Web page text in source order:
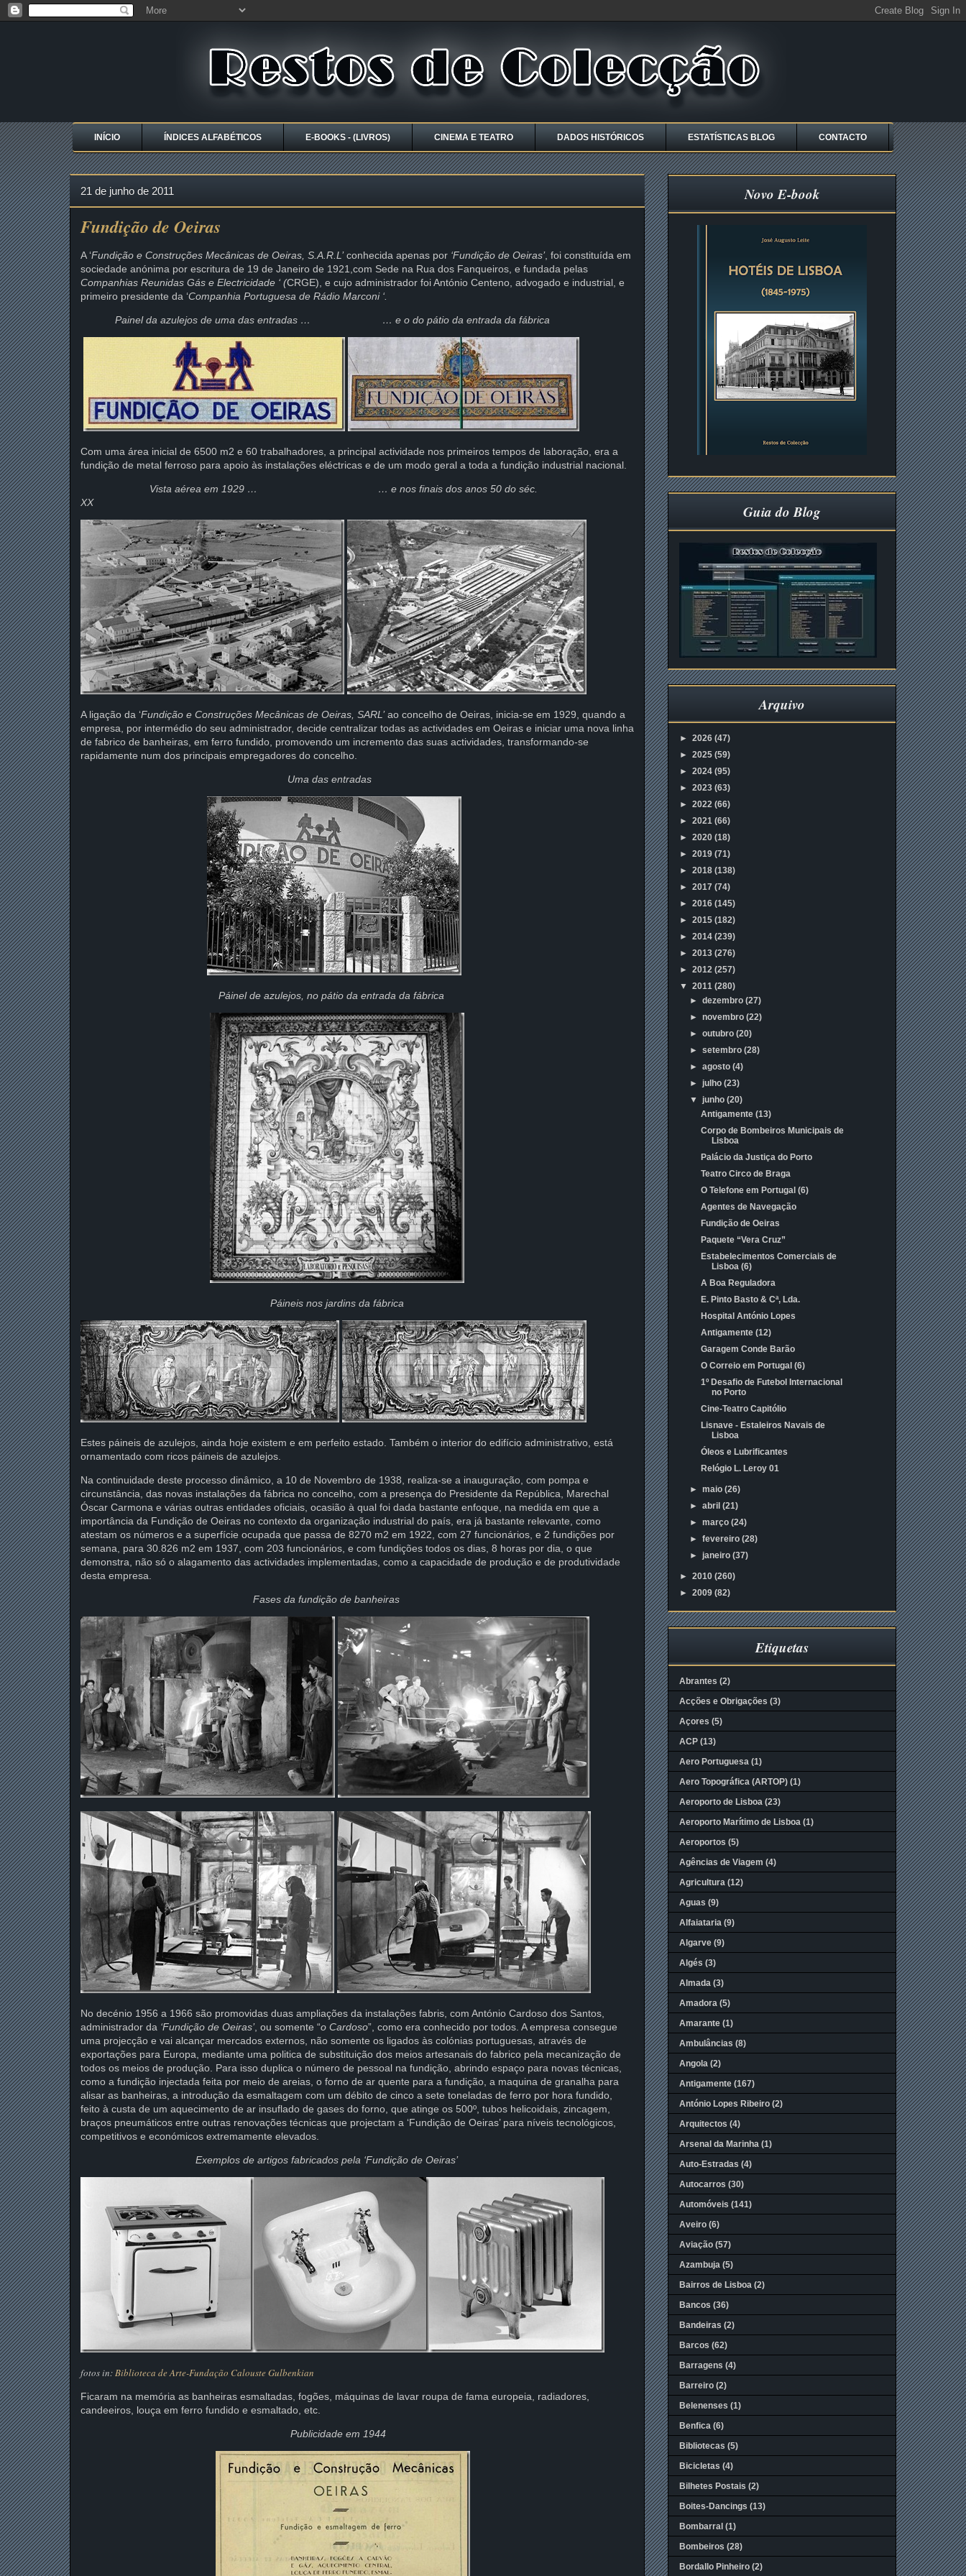
INÍCIO ÍNDICES ALFABÉTICOS E-BOOKS - (LIVROS) CINEMA E TEATRO DADOS HISTÓRICOS ESTATÍSTICAS BLOG CONTACTO
21 de junho de 2011
Fundição de Oeiras
A ‘Fundição e Construções Mecânicas de Oeiras, S.A.R.L’conhecida apenas por ‘Fundição de Oeiras’, foi constituída em
sociedade anónima por escritura de 19 de Janeiro de 1921,com Sede na Rua dos Fanqueiros, e fundada pelas
Companhias Reunidas Gás e Electricidade ‘ (CRGE), e cujo administrador foi António Centeno, advogado e industrial, e
primeiro presidente da ‘Companhia Portuguesa de Rádio Marconi ‘.
Painel da azulejos de uma das entradas … … e o do pátio da entrada da fábrica
Com uma área inicial de 6500 m2 e 60 trabalhadores, a principal actividade nos primeiros tempos de laboração, era a
fundição de metal ferroso para apoio às instalações eléctricas e de um modo geral a toda a fundição industrial nacional.
Vista aérea em 1929 … … e nos finais dos anos 50 do séc.
XX
A ligação da ‘Fundição e Construções Mecânicas de Oeiras, SARL’ao concelho de Oeiras, inicia-se em 1929, quando a
empresa, por intermédio do seu administrador, decide centralizar todas as actividades em Oeiras e iniciar uma nova linha
de fabrico de banheiras, em ferro fundido, promovendo um incremento das suas actividades, transformando-se
rapidamente num dos principais empregadores do concelho.
Uma das entradas
Páinel de azulejos, no pátio da entrada da fábrica
Páineis nos jardins da fábrica
Estes páineis de azulejos, ainda hoje existem e em perfeito estado. Também o interior do edifício administrativo, está
ornamentado com ricos páineis de azulejos.
Na continuidade deste processo dinâmico, a 10 de Novembro de 1938, realiza-se a inauguração, com pompa e
circunstância, das novas instalações da fábrica no concelho, com a presença do Presidente da República, Marechal
Óscar Carmona e várias outras entidades oficiais, ocasião à qual foi dada bastante enfoque, na medida em que a
importância da Fundição de Oeiras no contexto da organização industrial do país, era já bastante relevante, como
atestam os números e a superfície ocupada que passa de 8270 m2 em 1922, com 27 funcionários, e 2 fundições por
semana, para 30.826 m2 em 1937, com 203 funcionários, e com fundições todos os dias, 8 horas por dia, o que
demonstra, não só o alagamento das actividades implementadas, como a capacidade de produção e de produtividade
desta empresa.
Fases da fundição de banheiras
No decénio 1956 a 1966 são promovidas duas ampliações da instalações fabris, com António Cardoso dos Santos,
administrador da ‘Fundição de Oeiras’, ou somente “o Cardoso”, como era conhecido por todos. A empresa consegue
uma projecção e vai alcançar mercados externos, não somente os ligados às colónias portuguesas, através de
exportações para Europa, mediante uma politica de substituição dos meios artesanais do fabrico pela mecanização de
todos os meios de produção. Para isso duplica o número de pessoal na fundição, abrindo espaço para novas técnicas,
como a fundição injectada feita por meio de areias, o forno de ar quente para a fundição, a maquina de granalha para
alisar as banheiras, a introdução da esmaltagem com um débito de cinco a sete toneladas de ferro por hora fundido,
feito à custa de um aquecimento de ar insuflado de gases do forno, que atinge os 500º, tubos helicoidais, zincagem,
braços pneumáticos entre outras renovações técnicas que projectam a ‘Fundição de Oeiras’ para níveis tecnológicos,
competitivos e económicos extremamente elevados.
Exemplos de artigos fabricados pela ‘Fundição de Oeiras’
fotos in: Biblioteca de Arte-Fundação Calouste Gulbenkian
Ficaram na memória as banheiras esmaltadas, fogões, máquinas de lavar roupa de fama europeia, radiadores,
candeeiros, louça em ferro fundido e esmaltado, etc.
Publicidade em 1944
Novo E-book
Guia do Blog
Arquivo
► 2026 (47)
► 2025 (59)
► 2024 (95)
► 2023 (63)
► 2022 (66)
► 2021 (66)
► 2020 (18)
► 2019 (71)
► 2018 (138)
► 2017 (74)
► 2016 (145)
► 2015 (182)
► 2014 (239)
► 2013 (276)
► 2012 (257)
▼ 2011 (280)
►dezembro(27)
►novembro(22)
►outubro(20)
►setembro(28)
►agosto(4)
► julho(23)
▼ junho(20)
Antigamente (13)
Corpo de Bombeiros Municipais de
Lisboa
Palácio da Justiça do Porto
Teatro Circo de Braga
O Telefone em Portugal (6)
Agentes de Navegação
Fundição de Oeiras
Paquete “Vera Cruz”
Estabelecimentos Comerciais de
Lisboa (6)
A Boa Reguladora
E. Pinto Basto & Cª, Lda.
Hospital António Lopes
Antigamente (12)
Garagem Conde Barão
O Correio em Portugal (6)
1º Desafio de Futebol Internacional
no Porto
Cine-Teatro Capitólio
Lisnave - Estaleiros Navais de
Lisboa
Óleos e Lubrificantes
Relógio L. Leroy 01
►maio(26)
►abril(21)
►março(24)
►fevereiro(28)
► janeiro(37)
► 2010 (260)
► 2009 (82)
Etiquetas
Abrantes (2)
Acções e Obrigações (3)
Açores (5)
ACP (13)
Aero Portuguesa (1)
Aero Topográfica (ARTOP) (1)
Aeroporto de Lisboa (23)
Aeroporto Marítimo de Lisboa (1)
Aeroportos (5)
Agências de Viagem (4)
Agricultura (12)
Aguas (9)
Alfaiataria (9)
Algarve (9)
Algés (3)
Almada (3)
Amadora (5)
Amarante (1)
Ambulâncias (8)
Angola (2)
Antigamente (167)
António Lopes Ribeiro (2)
Arquitectos (4)
Arsenal da Marinha (1)
Auto-Estradas (4)
Autocarros (30)
Automóveis (141)
Aveiro (6)
Aviação (57)
Azambuja (5)
Bairros de Lisboa (2)
Bancos (36)
Bandeiras (2)
Barcos (62)
Barragens (4)
Barreiro (2)
Belenenses (1)
Benfica (6)
Bibliotecas (5)
Bicicletas (4)
Bilhetes Postais (2)
Boites-Dancings (13)
Bombarral (1)
Bombeiros (28)
Bordallo Pinheiro (2)